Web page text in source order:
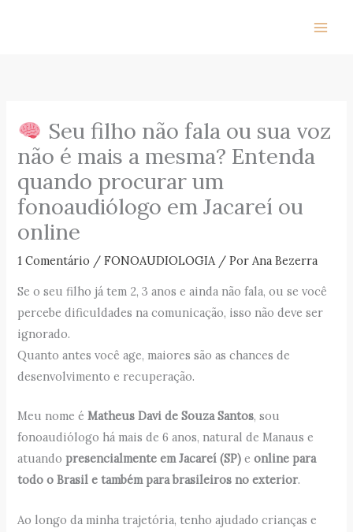
Seu filho não fala ou sua voz
não é mais a mesma? Entenda
quando procurar um
fonoaudiólogo em Jacareí ou
online
1 Comentário /FONOAUDIOLOGIA/ PorAna Bezerra
Se o seu filho já tem 2, 3 anos e ainda não fala, ou se você
percebe dificuldades na comunicação, isso não deve ser
ignorado.
Quanto antes você age, maiores são as chances de
desenvolvimento e recuperação.
Meu nome éMatheus Davi de Souza Santos, sou
fonoaudiólogo há mais de 6 anos, natural de Manaus e
atuando presencialmente em Jacareí (SP) eonline para
todo o Brasil e também para brasileiros no exterior.
Ao longo da minha trajetória, tenho ajudado crianças e